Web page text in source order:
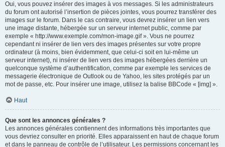
Oui, vous pouvez insérer des images à vos messages. Si les administrateurs
du forum ont autorisé l’insertion de pièces jointes, vous pourrez transférer des
images sur le forum. Dans le cas contraire, vous devrez insérer un lien vers
une image distante, hébergée sur un serveur internet public, comme par
exemple « http://www.exemple.com/mon-image.gif ». Vous ne pourrez
cependant ni insérer de lien vers des images présentes sur votre propre
ordinateur (à moins, bien évidemment, que celui-ci soit en lui-même un
serveur internet), ni insérer de lien vers des images hébergées derrière un
quelconque système d’authentification, comme par exemple les services de
messagerie électronique de Outlook ou de Yahoo, les sites protégés par un
mot de passe, etc. Pour insérer une image, utilisez la balise BBCode « [img] ».
Haut
Que sont les annonces générales ?
Les annonces générales contiennent des informations très importantes que
vous devriez consulter en priorité. Elles apparaissent en haut de chaque forum
et dans le panneau de contrôle de l’utilisateur. Les permissions concernant les